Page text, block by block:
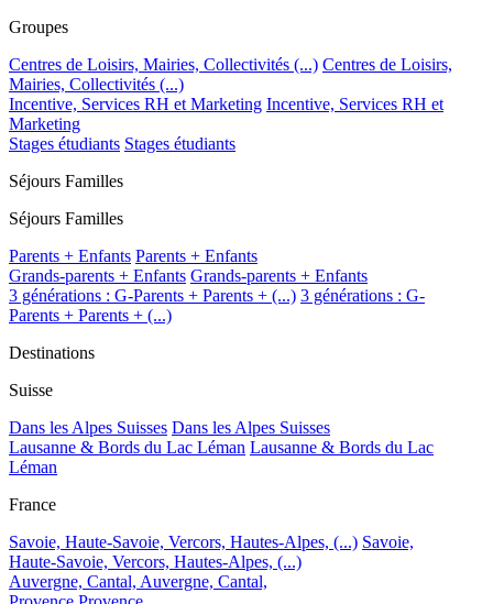
Groupes
Centres de Loisirs, Mairies, Collectivités (...) Centres de Loisirs,
Mairies, Collectivités (...)
Incentive, Services RH et Marketing Incentive, Services RH et
Marketing
Stages étudiants Stages étudiants
Séjours Familles
Séjours Familles
Parents + Enfants Parents + Enfants
Grands-parents + Enfants Grands-parents + Enfants
3 générations : G-Parents + Parents + (...) 3 générations : G-
Parents + Parents + (...)
Destinations
Suisse
Dans les Alpes Suisses Dans les Alpes Suisses
Lausanne & Bords du Lac Léman Lausanne & Bords du Lac
Léman
France
Savoie, Haute-Savoie, Vercors, Hautes-Alpes, (...) Savoie,
Haute-Savoie, Vercors, Hautes-Alpes, (...)
Auvergne, Cantal, Auvergne, Cantal,